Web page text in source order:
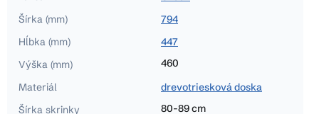
Šírka (mm)
794
Hĺbka (mm)
447
Výška (mm)
460
Materiál
drevotriesková doska
Šírka skrinky
80-89 cm